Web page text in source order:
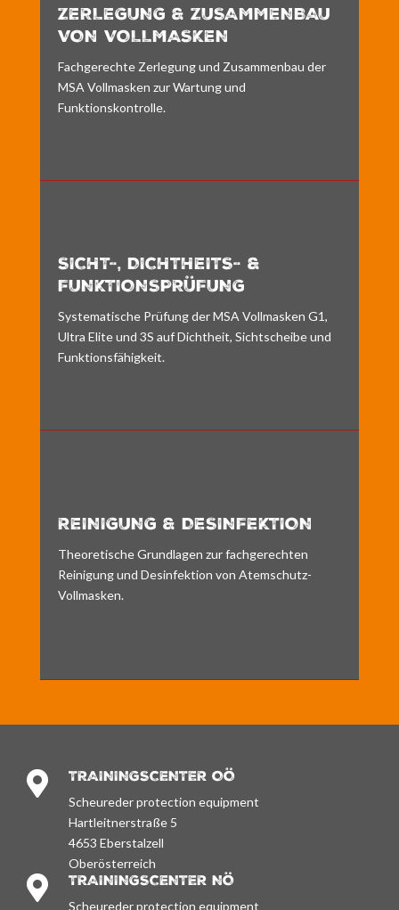
ZERLEGUNG & ZUSAMMENBAU
VON VOLLMASKEN
Fachgerechte Zerlegung und Zusammenbau der
MSA Vollmasken zur Wartung und
Funktionskontrolle.
SICHT-, DICHTHEITS- &
FUNKTIONSPRÜFUNG
Systematische Prüfung der MSA Vollmasken G1,
Ultra Elite und 3S auf Dichtheit, Sichtscheibe und
Funktionsfähigkeit.
REINIGUNG & DESINFEKTION
Theoretische Grundlagen zur fachgerechten
Reinigung und Desinfektion von Atemschutz-
Vollmasken.
 TRAININGSCENTER OÖ
Scheureder protection equipment
Hartleitnerstraße 5
4653 Eberstalzell
Oberösterreich
 TRAININGSCENTER NÖ
Scheureder protection equipment